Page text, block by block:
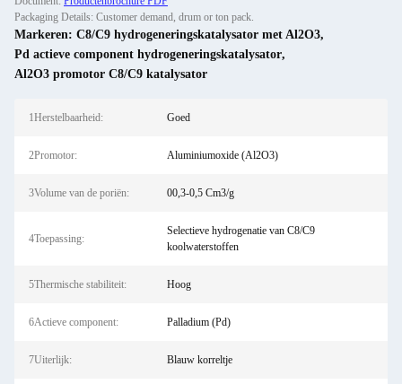
Packaging Details: Customer demand, drum or ton pack.
Markeren: C8/C9 hydrogeneringskatalysator met Al2O3,
Pd actieve component hydrogeneringskatalysator,
Al2O3 promotor C8/C9 katalysator
1Herstelbaarheid: Goed
2Promotor: Aluminiumoxide (Al2O3)
3Volume van de poriën: 00,3-0,5 Cm3/g
4Toepassing:
Selectieve hydrogenatie van C8/C9
koolwaterstoffen
5Thermische stabiliteit: Hoog
6Actieve component: Palladium (Pd)
7Uiterlijk: Blauw korreltje